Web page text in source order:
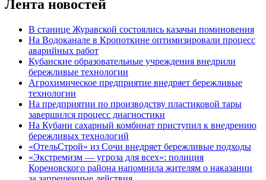
Лента новостей
В станице Журавской состоялись казачьи поминовения
На Водоканале в Кропоткине оптимизировали процесс
аварийных работ
Кубанские образовательные учреждения внедрили
бережливые технологии
Агрохимическое предприятие внедряет бережливые
технологии
На предприятии по производству пластиковой тары
завершился процесс диагностики
На Кубани сахарный комбинат приступил к внедрению
бережливых технологий
«ОтельСтрой» из Сочи внедряет бережливые подходы
«Экстремизм — угроза для всех»: полиция
Кореновского района напомнила жителям о наказании